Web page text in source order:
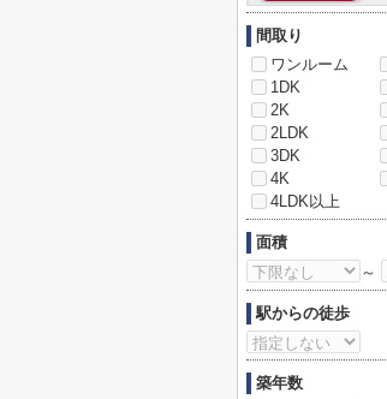
間取り
ワンルーム
1DK
2K
2LDK
3DK
4K
4LDK以上
面積
～
駅からの徒歩
築年数